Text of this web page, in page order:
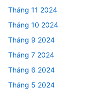
Tháng 11 2024
Tháng 10 2024
Tháng 9 2024
Tháng 7 2024
Tháng 6 2024
Tháng 5 2024